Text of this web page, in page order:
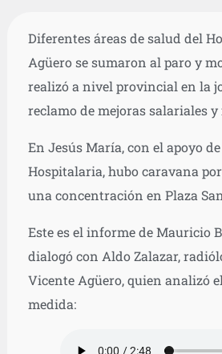
Diferentes áreas de salud del
Agüero se sumaron al paro y
realizó a nivel provincial en la
reclamo de mejoras salariales
En Jesús María, con el apoyo
Hospitalaria, hubo caravana
una concentración en Plaza
Este es el informe de Mauricio
dialogó con Aldo Zalazar,
Vicente Agüero, quien analizó
medida: